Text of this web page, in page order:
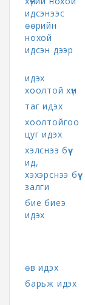
идсэнээс
өөрийн
нохой
идсэн дээр
идэх
хоолтой хүн
таг идэх
хоолтойгоо
цуг идэх
хэлснээ бүү
ид,
хэхэрснээ бүү
залги
бие биеэ
идэх
өв идэх
барьж идэх